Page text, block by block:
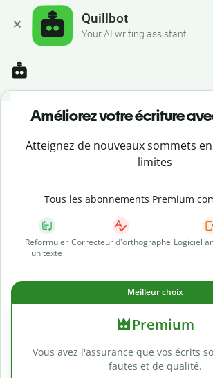
Quillbot
Your AI writing assistant
Améliorez votre écriture
Atteignez de nouveaux sommets
limites
Tous les abonnements Premium
Reformuler
un texte
Correcteur d'orthographe Logiciel
Meilleur choix
Premium
Vous avez l'assurance que vos écrits
fautes et de qualité.